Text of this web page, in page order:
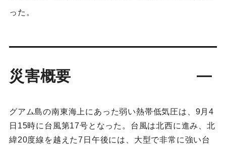
った。
災害概要
グアム島の南東海上にあった弱い熱帯低気圧は、9月4
日15時に台風第17号となった。台風は北西に進み、北
緯20度線を越えた7日午後には、大型で非常に強い台